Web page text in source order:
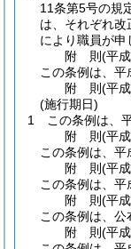
11条第5号の規
は、それぞれ
により職員が申
附 則(平
この条例は、平
附 則(平
(施行期日)
1
この条例は、
附 則(平
この条例は、平
附 則(平
この条例は、平
附 則(平
この条例は、公
附 則(平